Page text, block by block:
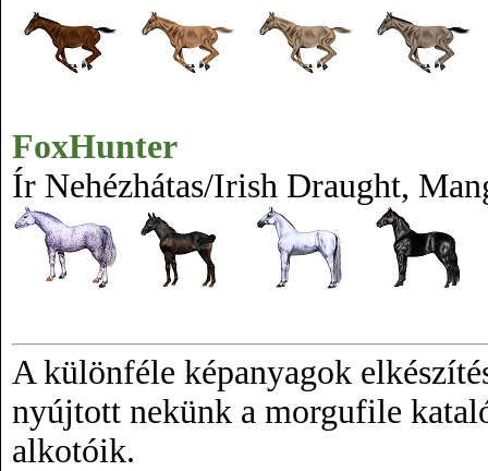
FoxHunter
Ír Nehézhátas/Irish Draught,
A különféle képanyagok
nyújtott nekünk a morgufile
alkotóik.